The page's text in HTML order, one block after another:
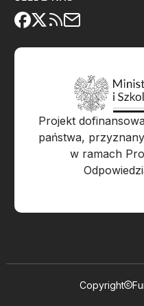
Projekt
państwa,
w ramach
Copyright